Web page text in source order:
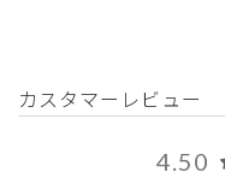
カスタマーレビュー
4.50